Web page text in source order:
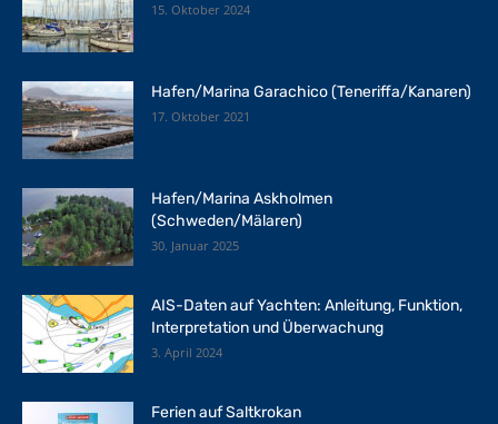
15. Oktober 2024
Hafen/Marina Garachico (Teneriffa/Kanaren)
17. Oktober 2021
Hafen/Marina Askholmen
(Schweden/Mälaren)
30. Januar 2025
AIS-Daten auf Yachten: Anleitung, Funktion,
Interpretation und Überwachung
3. April 2024
Ferien auf Saltkrokan